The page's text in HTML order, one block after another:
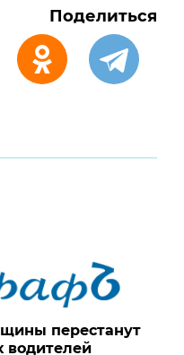
Поделиться
перестанут
водителей